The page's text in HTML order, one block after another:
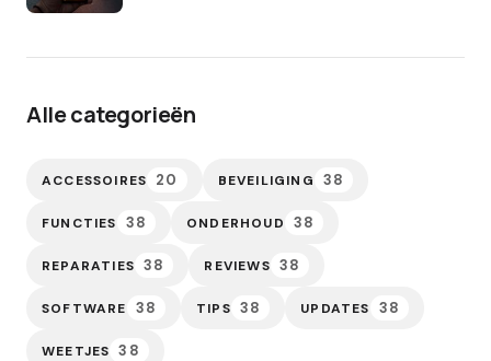
Alle categorieën
ACCESSOIRES 20 BEVEILIGING 38
FUNCTIES 38 ONDERHOUD 38
REPARATIES 38 REVIEWS 38
SOFTWARE 38 TIPS 38 UPDATES 38
WEETJES 38